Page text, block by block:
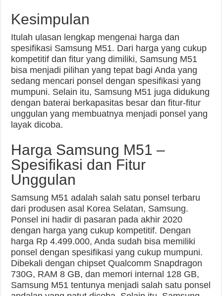
Kesimpulan
Itulah ulasan lengkap mengenai harga dan
spesifikasi Samsung M51. Dari harga yang cukup
kompetitif dan fitur yang dimiliki, Samsung M51
bisa menjadi pilihan yang tepat bagi Anda yang
sedang mencari ponsel dengan spesifikasi yang
mumpuni. Selain itu, Samsung M51 juga didukung
dengan baterai berkapasitas besar dan fitur-fitur
unggulan yang membuatnya menjadi ponsel yang
layak dicoba.
Harga Samsung M51 –
Spesifikasi dan Fitur
Unggulan
Samsung M51 adalah salah satu ponsel terbaru
dari produsen asal Korea Selatan, Samsung.
Ponsel ini hadir di pasaran pada akhir 2020
dengan harga yang cukup kompetitif. Dengan
harga Rp 4.499.000, Anda sudah bisa memiliki
ponsel dengan spesifikasi yang cukup mumpuni.
Dibekali dengan chipset Qualcomm Snapdragon
730G, RAM 8 GB, dan memori internal 128 GB,
Samsung M51 tentunya menjadi salah satu ponsel